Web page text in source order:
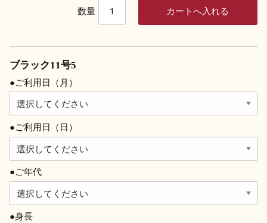
数量
ブラック11号5
●ご利用日（月）
●ご利用日（日）
●ご年代
●身長